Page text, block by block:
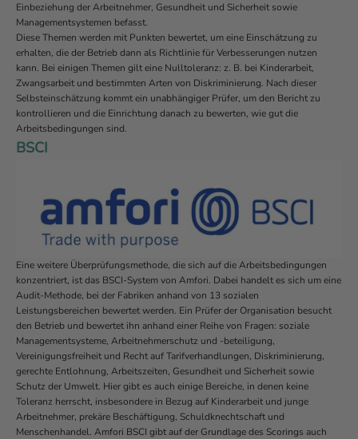
Einbeziehung der Arbeitnehmer, Gesundheit und Sicherheit sowie
Managementsystemen befasst.
Diese Themen werden mit Punkten bewertet, um eine Einschätzung zu
erhalten, die der Betrieb dann als Richtlinie für Verbesserungen nutzen
kann. Bei einigen Themen gilt eine Nulltoleranz: z. B. bei Kinderarbeit,
Zwangsarbeit und bestimmten Arten von Diskriminierung. Nach dieser
Selbsteinschätzung kommt ein unabhängiger Prüfer, um den Bericht zu
kontrollieren und die Einrichtung danach zu bewerten, wie gut die
Arbeitsbedingungen sind.
BSCI
Eine weitere Überprüfungsmethode, die sich auf die Arbeitsbedingungen
konzentriert, ist das BSCI-System von Amfori. Dabei handelt es sich um eine
Audit-Methode, bei der Fabriken anhand von 13 sozialen
Leistungsbereichen bewertet werden. Ein Prüfer der Organisation besucht
den Betrieb und bewertet ihn anhand einer Reihe von Fragen: soziale
Managementsysteme, Arbeitnehmerschutz und -beteiligung,
Vereinigungsfreiheit und Recht auf Tarifverhandlungen, Diskriminierung,
gerechte Entlohnung, Arbeitszeiten, Gesundheit und Sicherheit sowie
Schutz der Umwelt. Hier gibt es auch einige Bereiche, in denen keine
Toleranz herrscht, insbesondere in Bezug auf Kinderarbeit und junge
Arbeitnehmer, prekäre Beschäftigung, Schuldknechtschaft und
Menschenhandel. Amfori BSCI gibt auf der Grundlage des Scorings auch